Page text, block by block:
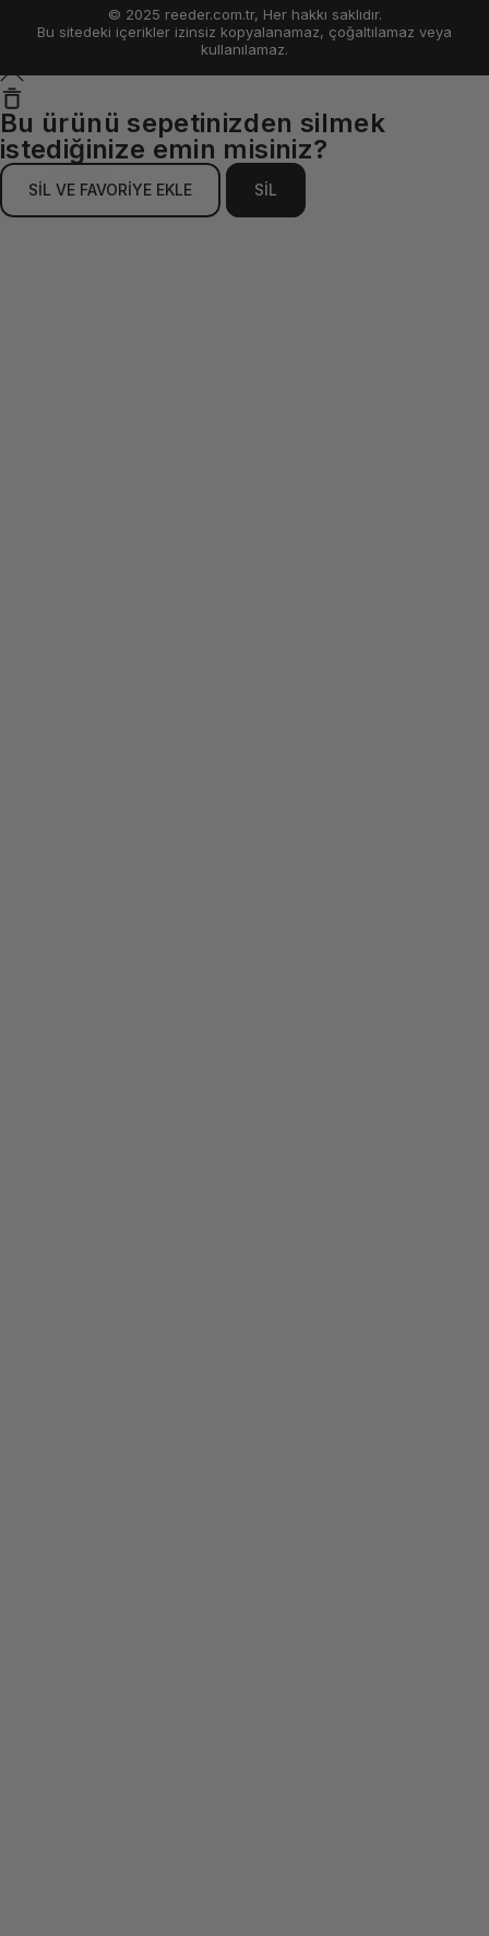
© 2025 reeder.com.tr, Her hakkı saklıdır.
Bu sitedeki içerikler izinsiz kopyalanamaz, çoğaltılamaz veya
kullanılamaz.
Bu ürünü sepetinizden silmek
istediğinize emin misiniz?
SİL VE FAVORİYE EKLE SİL